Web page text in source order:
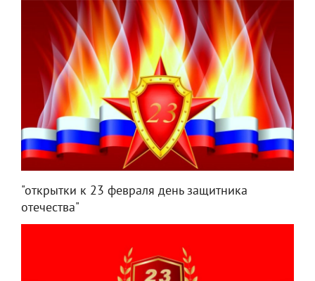
"открытки к 23 февраля день защитника
отечества"